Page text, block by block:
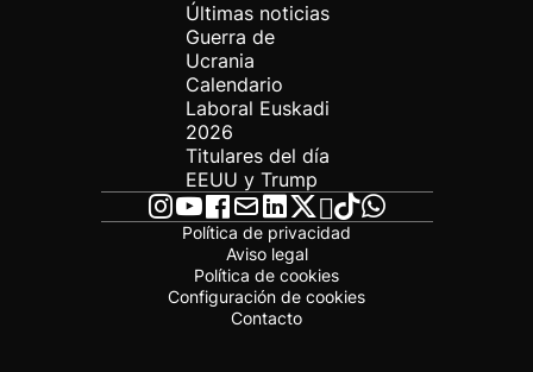
Últimas noticias
Guerra de
Ucrania
Calendario
Laboral Euskadi
2026
Titulares del día
EEUU y Trump
Política de privacidad
Aviso legal
Política de cookies
Configuración de cookies
Contacto